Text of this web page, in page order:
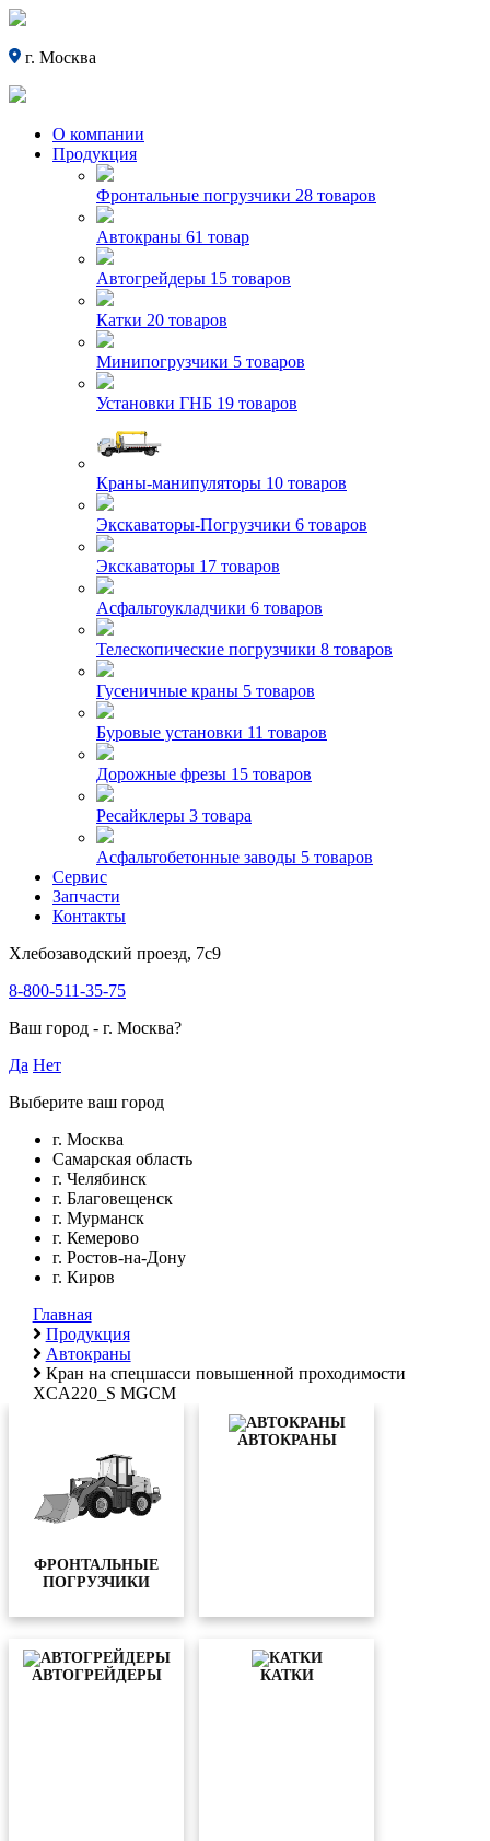
г. Москва
О компании
Продукция
Фронтальные погрузчики 28 товаров
Автокраны 61 товар
Автогрейдеры 15 товаров
Катки 20 товаров
Минипогрузчики 5 товаров
Установки ГНБ 19 товаров
Краны-манипуляторы 10 товаров
Экскаваторы-Погрузчики 6 товаров
Экскаваторы 17 товаров
Асфальтоукладчики 6 товаров
Телескопические погрузчики 8 товаров
Гусеничные краны 5 товаров
Буровые установки 11 товаров
Дорожные фрезы 15 товаров
Ресайклеры 3 товара
Асфальтобетонные заводы 5 товаров
Сервис
Запчасти
Контакты
Хлебозаводский проезд, 7с9
8-800-511-35-75
Ваш город - г. Москва?
Да Нет
Выберите ваш город
г. Москва
Самарская область
г. Челябинск
г. Благовещенск
г. Мурманск
г. Кемерово
г. Ростов-на-Дону
г. Киров
Главная
Продукция
Автокраны
Кран на спецшасси повышенной проходимости
XCA220_S MGCM
ФРОНТАЛЬНЫЕ
ПОГРУЗЧИКИ
АВТОКРАНЫ
АВТОГРЕЙДЕРЫ КАТКИ